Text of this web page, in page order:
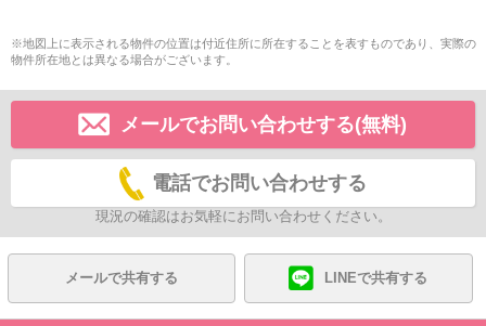
※地図上に表示される物件の位置は付近住所に所在することを表すものであり、実際の
物件所在地とは異なる場合がございます。
メールでお問い合わせする(無料)
電話でお問い合わせする
現況の確認はお気軽にお問い合わせください。
メールで共有する LINEで共有する